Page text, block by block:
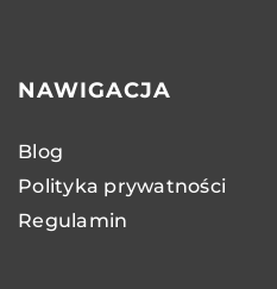
NAWIGACJA
Blog
Polityka prywatności
Regulamin